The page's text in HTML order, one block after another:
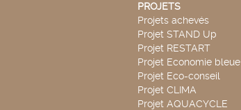
PROJETS
Projets achevés
Projet STAND Up
Projet RESTART
Projet Economie bleue
Projet Eco-conseil
Projet CLIMA
Projet AQUACYCLE